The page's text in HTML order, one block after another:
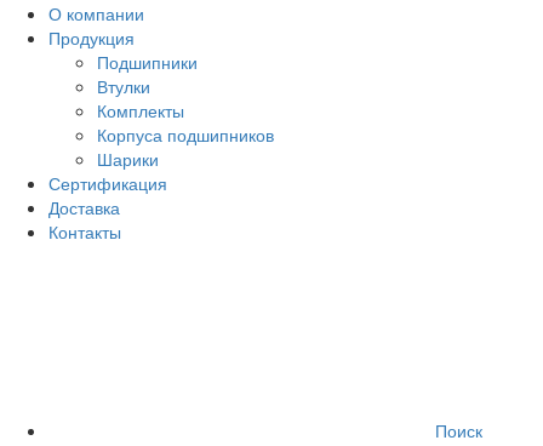
О компании
Продукция
Подшипники
Втулки
Комплекты
Корпуса подшипников
Шарики
Сертификация
Доставка
Контакты
Поиск